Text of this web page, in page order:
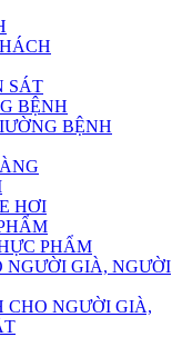
SÁT
BỆNH
BỆNH
HƠI
PHẨM
GIÀ, NGƯỜI
NGƯỜI GIÀ,